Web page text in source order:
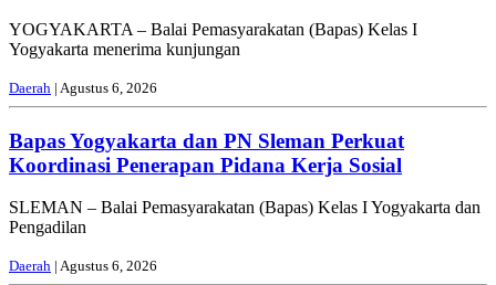
YOGYAKARTA – Balai Pemasyarakatan (Bapas) Kelas I
Yogyakarta menerima kunjungan
Daerah | Agustus 6, 2026
Bapas Yogyakarta dan PN Sleman Perkuat
Koordinasi Penerapan Pidana Kerja Sosial
SLEMAN – Balai Pemasyarakatan (Bapas) Kelas I Yogyakarta dan
Pengadilan
Daerah | Agustus 6, 2026